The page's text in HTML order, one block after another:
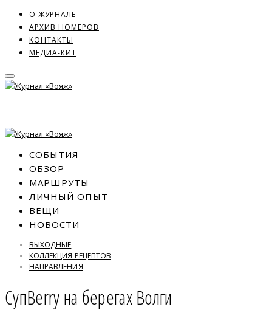
О ЖУРНАЛЕ
АРХИВ НОМЕРОВ
КОНТАКТЫ
МЕДИА-КИТ
СОБЫТИЯ
ОБЗОР
МАРШРУТЫ
ЛИЧНЫЙ ОПЫТ
ВЕЩИ
НОВОСТИ
ВЫХОДНЫЕ
КОЛЛЕКЦИЯ РЕЦЕПТОВ
НАПРАВЛЕНИЯ
СупBerry на берегах Волги